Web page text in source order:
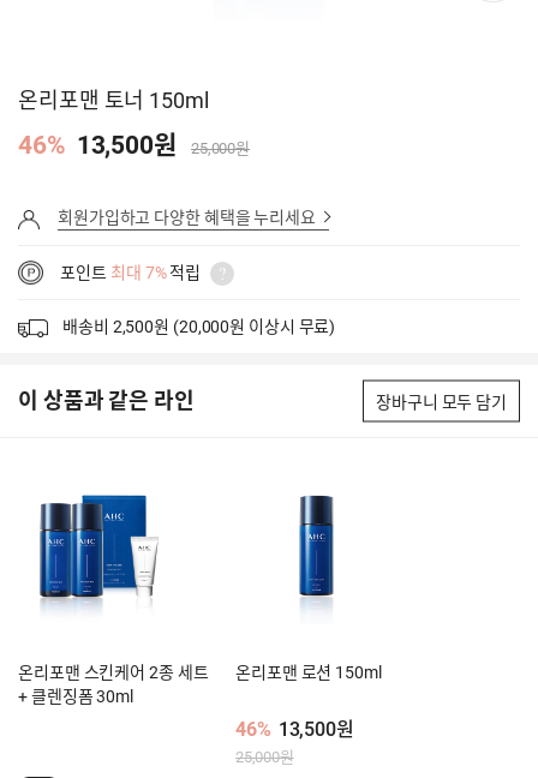
온리포맨 토너 150ml
46% 13,500원 25,000원
회원가입하고 다양한 혜택을 누리세요
포인트 최대 7%적립
배송비 2,500원 (20,000원 이상시 무료)
이 상품과 같은 라인 장바구니 모두 담기
온리포맨 스킨케어 2종 세트
+ 클렌징폼 30ml
온리포맨 로션 150ml
46% 13,500원
25,000원